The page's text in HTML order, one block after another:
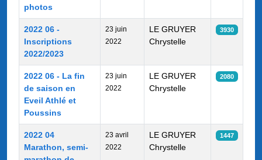
photos
2022 06 -
Inscriptions
2022/2023
23 juin
2022
LE GRUYER
Chrystelle
3930
2022 06 - La fin
de saison en
Eveil Athlé et
Poussins
23 juin
2022
LE GRUYER
Chrystelle
2080
2022 04
Marathon, semi-
23 avril
2022
LE GRUYER
Chrystelle
1447